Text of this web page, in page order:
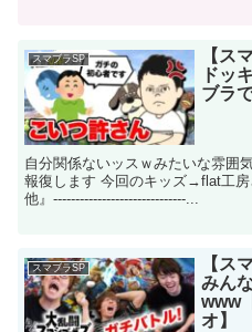
スマブラSP
【ス
ドッ
ブラ
自分関係ないッスｗみたいな雰囲
報復します 今回のキッズ→flat工房
他』------------------------------...
スマブラSP
【ス
みん
www
オ】